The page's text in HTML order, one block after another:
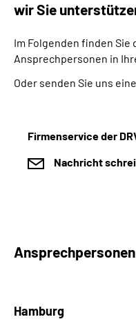
wir Sie
Im Folgenden finden
Ansprechpersonen in
Oder senden Sie uns
Firmenservice der
Nachricht
Hamburg